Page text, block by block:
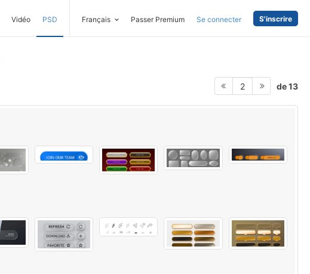
Vidéo PSD Français Passer Premium Se connecter S'inscrire
2 de 13